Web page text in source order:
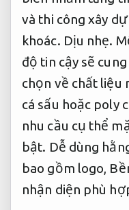
và thi công xây
khoác. Dịu nhẹ.
độ tin cậy sẽ
chọn về chất liệu
cá sấu hoặc poly
nhu cầu cụ thể
bật. Dễ dùng
bao gồm logo,
nhận diện phù